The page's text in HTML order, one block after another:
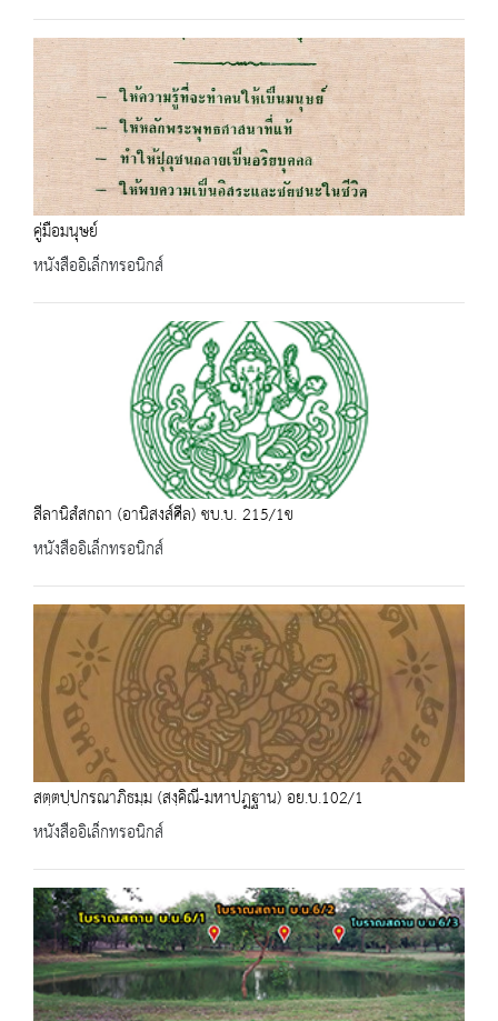
คู่มือมนุษย์
หนังสืออิเล็กทรอนิกส์
สีลานิสํสกถา (อานิสงส์ศีล) ชบ.บ. 215/1ข
หนังสืออิเล็กทรอนิกส์
สตฺตปฺปกรณาภิธมฺม (สงฺคิณี-มหาปฎฐาน) อย.บ.102/1
หนังสืออิเล็กทรอนิกส์